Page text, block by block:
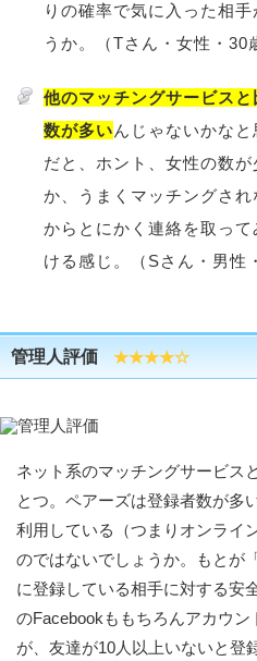
りの確率で気に入った相
うか。（Tさん・女性・30
他のマッチングサービス
数が多いんじゃないかな
だと、ホント、女性の数
か、うまくマッチングさ
からとにかく連絡を取っ
ける感じ。（Sさん・男性
管理人評価 ★★★★☆
ネット系のマッチングサービス
とつ。ペアーズは登録者数が多
利用している（つまりオンライ
のではないでしょうか。もとが
に登録している相手に対する安
のFacebookももちろんアカウ
が、友達が10人以上いないと登